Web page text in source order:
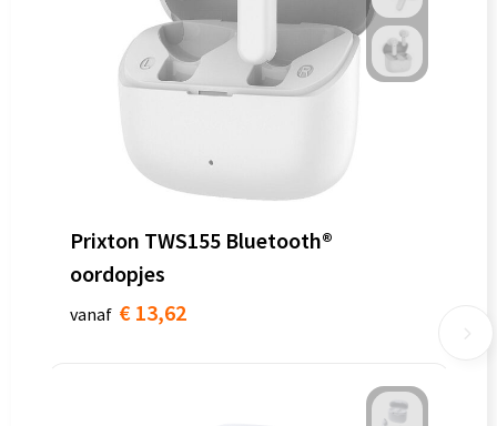
Prixton TWS155 Bluetooth®
oordopjes
vanaf € 13,62